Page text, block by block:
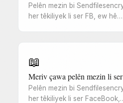
Pelên mezin bi
her têkiliyek li ser FB, ew hê…
📖
Meriv çawa pelên mezin li
Pelên mezin bi
her têkiliyek li ser